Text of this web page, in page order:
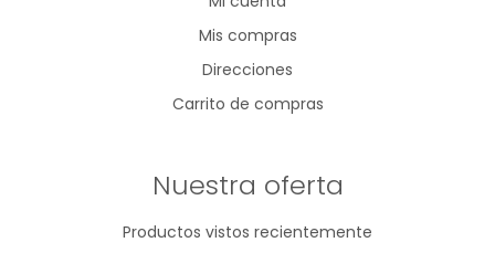
Mis compras
Direcciones
Carrito de compras
Nuestra oferta
Productos vistos recientemente